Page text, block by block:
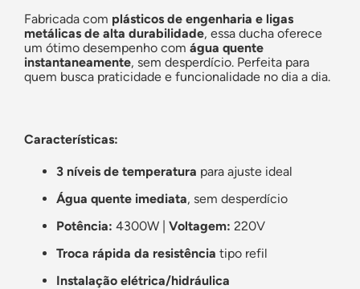
Fabricada com plásticos de engenharia e ligas
metálicas de alta durabilidade, essa ducha oferece
um ótimo desempenho com água quente
instantaneamente, sem desperdício. Perfeita para
quem busca praticidade e funcionalidade no dia a dia.
Características:
3 níveis de temperatura para ajuste ideal
Água quente imediata, sem desperdício
Potência: 4300W | Voltagem: 220V
Troca rápida da resistência tipo refil
Instalação elétrica/hidráulica